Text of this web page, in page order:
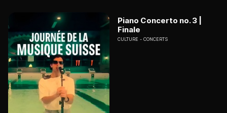
Piano Concerto no. 3 |
Finale
CULTURE CONCERTS